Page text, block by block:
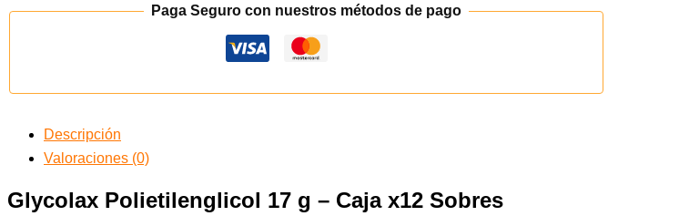
Paga Seguro con nuestros métodos de pago
Descripción
Valoraciones (0)
Glycolax Polietilenglicol 17 g – Caja x12 Sobres